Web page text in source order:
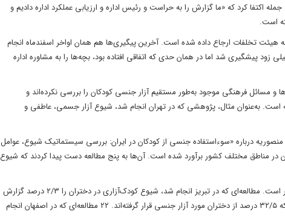
اکتفا کرد که «ما گزارش را به حراست و رئیس اداره و ارزیابی عملکرد اداره دادیم و
است.
تخلفات ارجاع داده شده است. آخرین پیگیری‌ها هم همان اواخر اسفندماه انجام
پیشگیری شد اما در همان حدی که اتفاقی افتاده بود، بچه‌ها را به مشاوره اداره
مسائل فرهنگی موجود به‌طور مستقیم آزار جنسی کودکان را بررسی نکرده‌اند و
به‌عنوان مثال، پژوهشی که در تهران انجام شد، شیوع آزار جسمی، عاطفی و
مغنی‌باشی منصوریه درباره «سوء‌استفاده جنسی از کودکان در ایران: بررسی سیستماتیک شیوع، عوامل
در مناطق مختلف کشور برآورد شده است. آن‌ها به پنج مطالعه دست پیدا کردند که شیوع
شیوع گزارش‌شده در این مطالعات بسیار متفاوت بوده و از ۱/۵ تا ۳۲/۵ درصد متغیر است. مطالعه‌ای که در تبریز انجام شد، شیوع کودک‌آزاری در دختران را ۲/۳ درصد گزارش
کرد و مطالعه دیگری روی نمونه‌ای از دختران مقطع راهنمایی در خرم‌آباد نشان داد که ۳۲/۵ درصد از دختران مورد آزار جنسی قرار گرفته‌اند. ۲۲ مطالعه‌ای که در اصفهان انجام